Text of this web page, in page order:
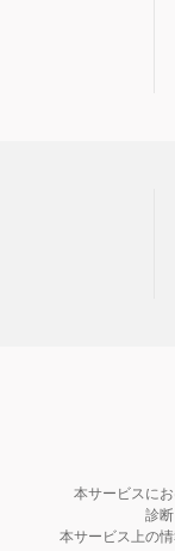
本サービスに
診
本サービス上の